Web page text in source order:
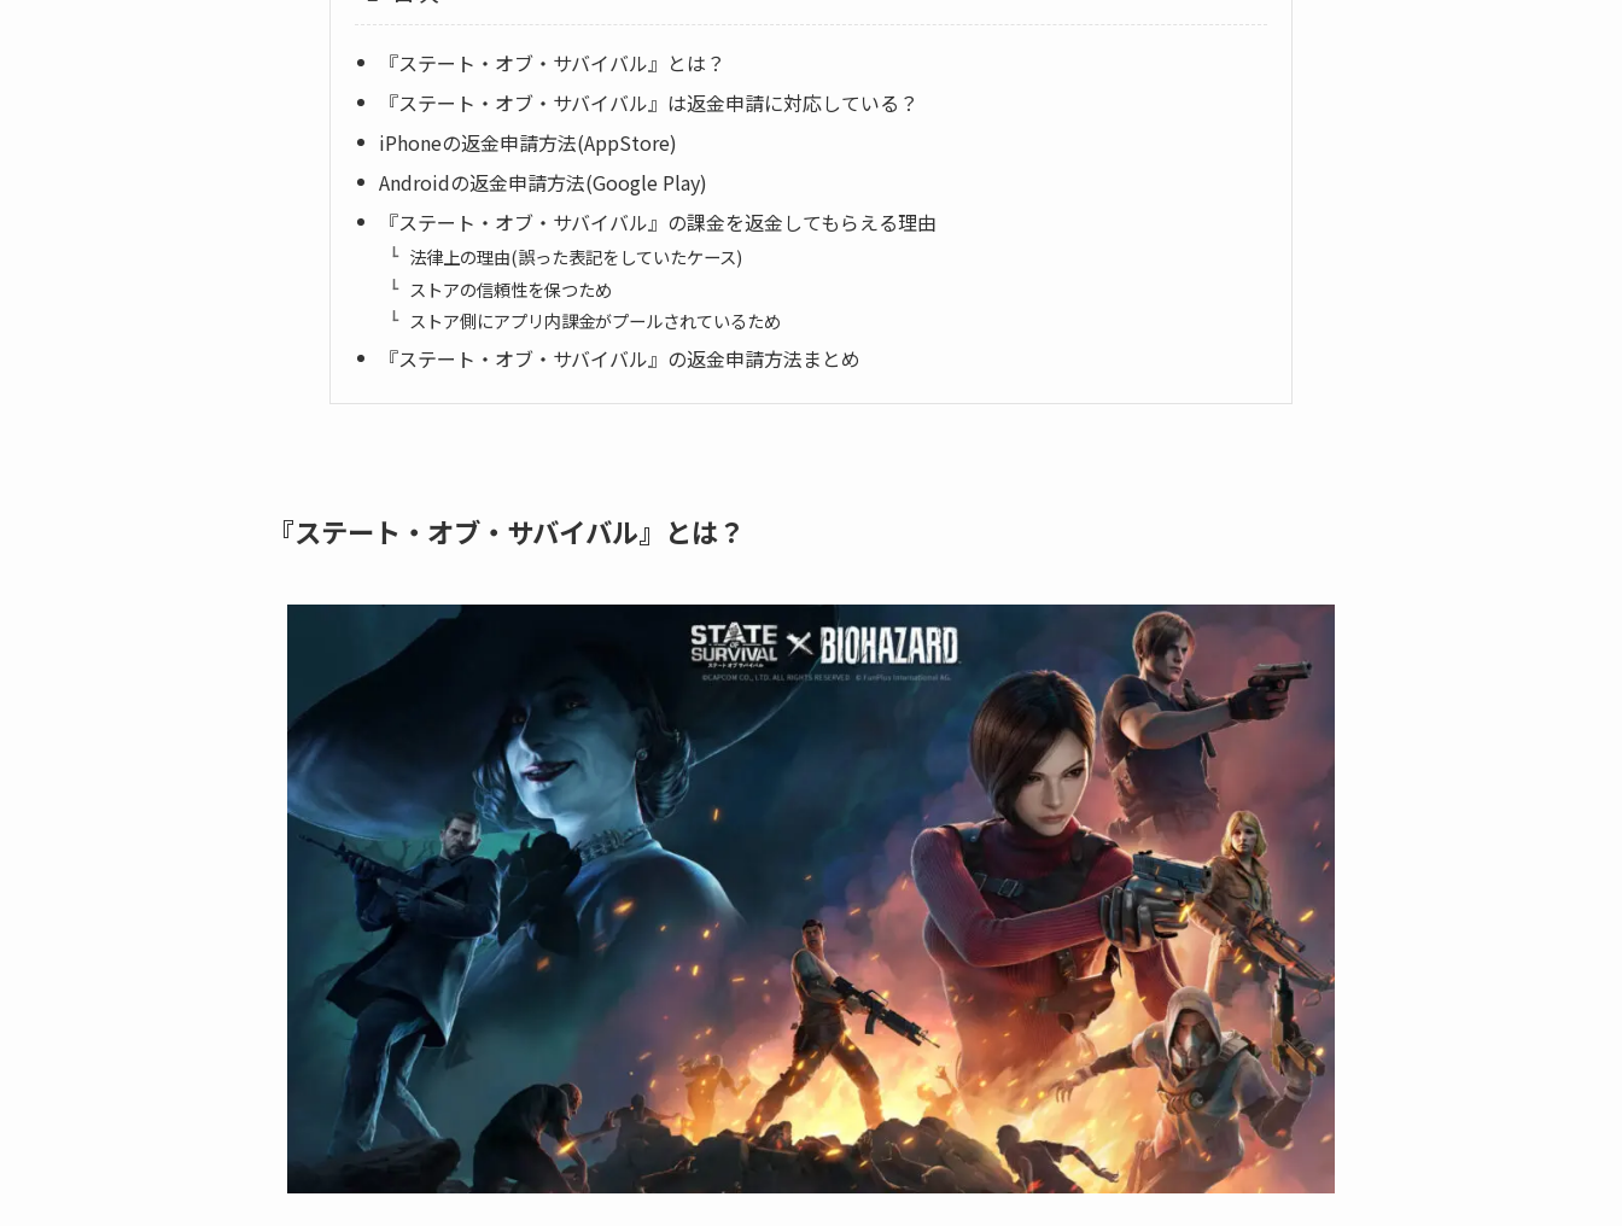
『ステート・オブ・サバイバル』とは？
『ステート・オブ・サバイバル』は返金申請に対応している？
iPhoneの返金申請方法(AppStore)
Androidの返金申請方法(Google Play)
『ステート・オブ・サバイバル』の課金を返金してもらえる理由
法律上の理由(誤った表記をしていたケース)
ストアの信頼性を保つため
ストア側にアプリ内課金がプールされているため
『ステート・オブ・サバイバル』の返金申請方法まとめ
『ステート・オブ・サバイバル』とは？